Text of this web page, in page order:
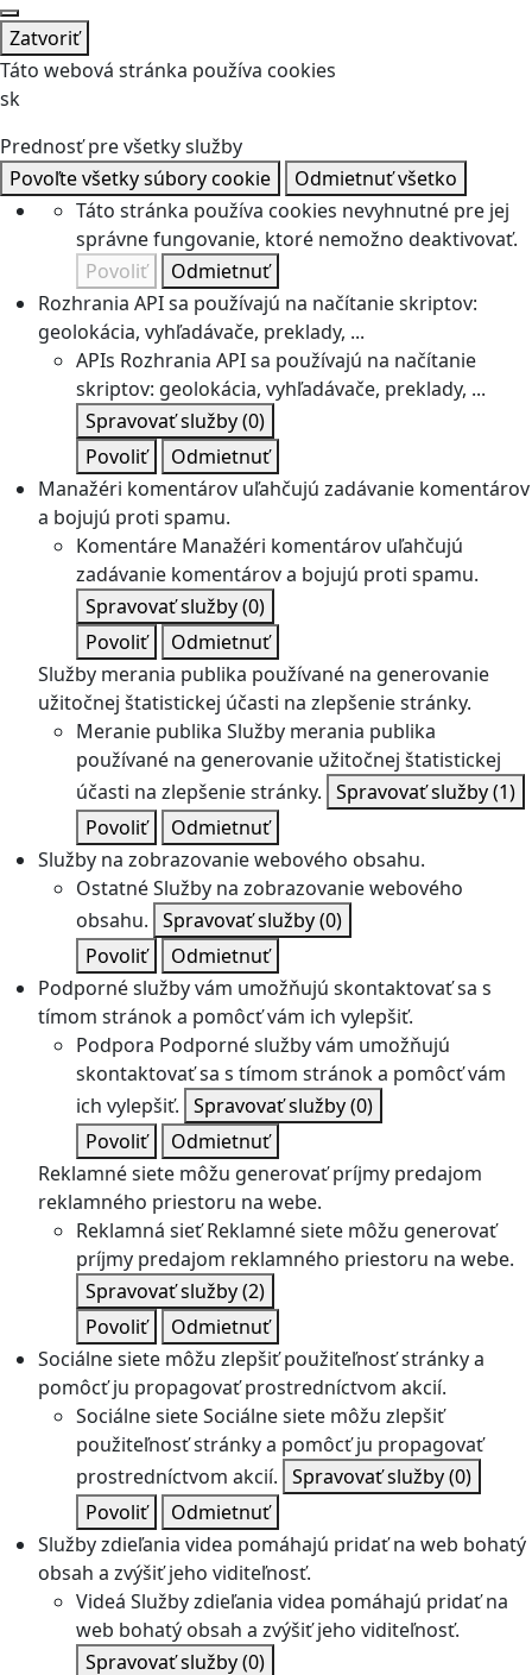
Zatvoriť
Táto webová stránka používa cookies
sk
Prednosť pre všetky služby
Povoľte všetky súbory cookie
Odmietnuť všetko
Táto stránka používa cookies nevyhnutné pre jej
správne fungovanie, ktoré nemožno deaktivovať.
Povoliť
Odmietnuť
Rozhrania API sa používajú na načítanie skriptov:
geolokácia, vyhľadávače, preklady, ...
APIs Rozhrania API sa používajú na načítanie
skriptov: geolokácia, vyhľadávače, preklady, ...
Spravovať služby(0)
Povoliť
Odmietnuť
Manažéri komentárov uľahčujú zadávanie komentárov
a bojujú proti spamu.
Komentáre Manažéri komentárov uľahčujú
zadávanie komentárov a bojujú proti spamu.
Spravovať služby(0)
Povoliť
Odmietnuť
Služby merania publika používané na generovanie
užitočnej štatistickej účasti na zlepšenie stránky.
Meranie publika Služby merania publika
používané na generovanie užitočnej štatistickej
účasti na zlepšenie stránky. Spravovať služby(1)
Povoliť
Odmietnuť
Služby na zobrazovanie webového obsahu.
OstatnéSlužby na zobrazovanie webového
obsahu. Spravovať služby(0)
Povoliť
Odmietnuť
Podporné služby vám umožňujú skontaktovať sa s
tímom stránok a pomôcť vám ich vylepšiť.
Podpora Podporné služby vám umožňujú
skontaktovať sa s tímom stránok a pomôcť vám
ich vylepšiť. Spravovať služby(0)
Povoliť
Odmietnuť
Reklamné siete môžu generovať príjmy predajom
reklamného priestoru na webe.
Reklamná sieť Reklamné siete môžu generovať
príjmy predajom reklamného priestoru na webe.
Spravovať služby(2)
Povoliť
Odmietnuť
Sociálne siete môžu zlepšiť použiteľnosť stránky a
pomôcť ju propagovať prostredníctvom akcií.
Sociálne sieteSociálne siete môžu zlepšiť
použiteľnosť stránky a pomôcť ju propagovať
prostredníctvom akcií. Spravovať služby(0)
Povoliť
Odmietnuť
Služby zdieľania videa pomáhajú pridať na web bohatý
obsah a zvýšiť jeho viditeľnosť.
Videá Služby zdieľania videa pomáhajú pridať na
web bohatý obsah a zvýšiť jeho viditeľnosť.
Spravovať služby(0)